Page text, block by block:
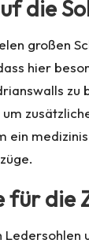
die
großen
hier
ein
für die